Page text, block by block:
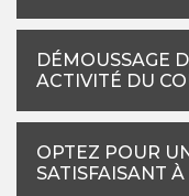
DÉMOUSSAGE
ACTIVITÉ DU
OPTEZ POUR
SATISFAISANT